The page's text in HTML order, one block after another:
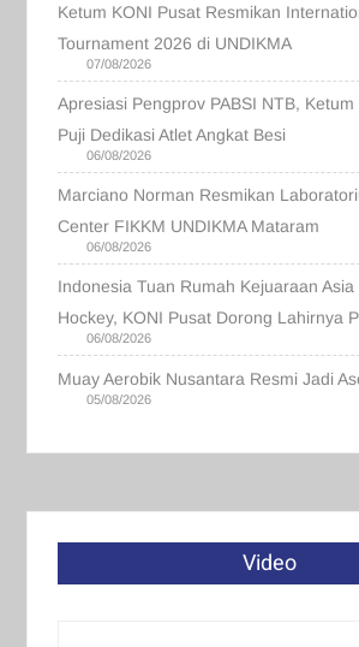
Ketum KONI Pusat Resmikan
Tournament 2026 di UNDIKMA
07/08/2026
Apresiasi Pengprov PABSI NTB,
Puji Dedikasi Atlet Angkat Besi
06/08/2026
Marciano Norman Resmikan
Center FIKKM UNDIKMA Mataram
06/08/2026
Indonesia Tuan Rumah Kejuaraan
Hockey, KONI Pusat Dorong Lahirnya
06/08/2026
Muay Aerobik Nusantara Resmi Jadi
05/08/2026
Video